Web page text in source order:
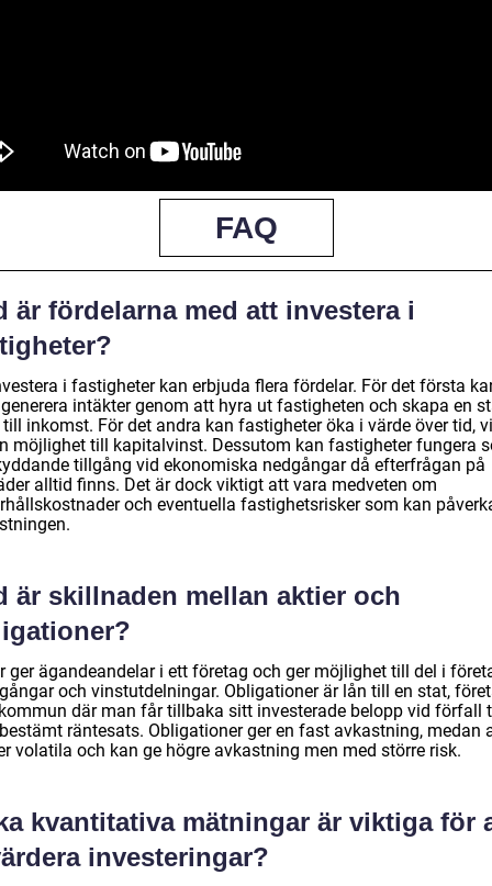
FAQ
är fördelarna med att investera i
i fastigheter kan erbjuda flera fördelar. För det första
intäkter genom att hyra ut fastigheten och skapa en
inkomst. För det andra kan fastigheter öka i värde över tid,
möjlighet till kapitalvinst. Dessutom kan fastigheter fungera
tillgång vid ekonomiska nedgångar då efterfrågan på
alltid finns. Det är dock viktigt att vara medveten om
och eventuella fastighetsrisker som kan
är skillnaden mellan aktier och
ger ägandeandelar i ett företag och ger möjlighet till del i
och vinstutdelningar. Obligationer är lån till en stat,
där man får tillbaka sitt investerade belopp vid förfall
räntesats. Obligationer ger en fast avkastning, medan
volatila och kan ge högre avkastning men med större risk.
kvantitativa mätningar är viktiga för
investeringar?